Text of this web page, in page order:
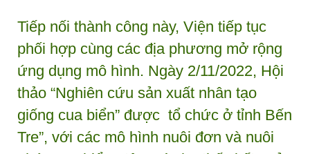
Tiếp nối thành công này, Viện tiếp tục
phối hợp cùng các địa phương mở rộng
ứng dụng mô hình. Ngày 2/11/2022, Hội
thảo “Nghiên cứu sản xuất nhân tạo
giống cua biển” được tổ chức ở tỉnh Bến
Tre”, với các mô hình nuôi đơn và nuôi